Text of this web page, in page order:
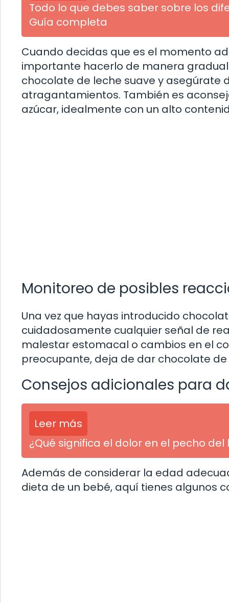
Todo lo que debes saber sobre los
Guía completa
Cuando decidas que es el momento
importante hacerlo de manera
chocolate de leche suave y asegúrate
atragantamientos. También es
azúcar, idealmente con un alto
Monitoreo de posibles
Una vez que hayas introducido
cuidadosamente cualquier señal de
malestar estomacal o cambios en el
preocupante, deja de dar chocolate
Consejos adicionales para
Leer más
¿Qué significa el dolor en el pecho
Además de considerar la edad
dieta de un bebé, aquí tienes algunos